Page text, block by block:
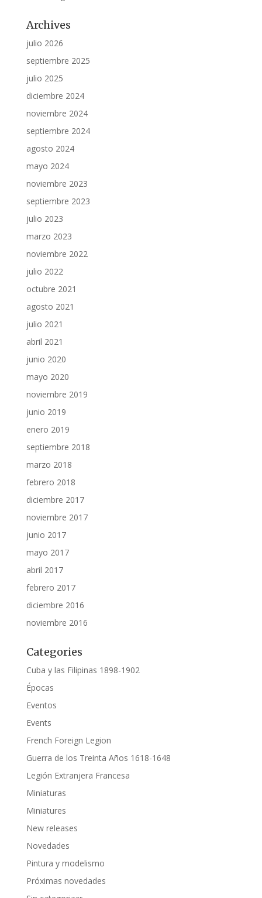
Archives
julio 2026
septiembre 2025
julio 2025
diciembre 2024
noviembre 2024
septiembre 2024
agosto 2024
mayo 2024
noviembre 2023
septiembre 2023
julio 2023
marzo 2023
noviembre 2022
julio 2022
octubre 2021
agosto 2021
julio 2021
abril 2021
junio 2020
mayo 2020
noviembre 2019
junio 2019
enero 2019
septiembre 2018
marzo 2018
febrero 2018
diciembre 2017
noviembre 2017
junio 2017
mayo 2017
abril 2017
febrero 2017
diciembre 2016
noviembre 2016
Categories
Cuba y las Filipinas 1898-1902
Épocas
Eventos
Events
French Foreign Legion
Guerra de los Treinta Años 1618-1648
Legión Extranjera Francesa
Miniaturas
Miniatures
New releases
Novedades
Pintura y modelismo
Próximas novedades